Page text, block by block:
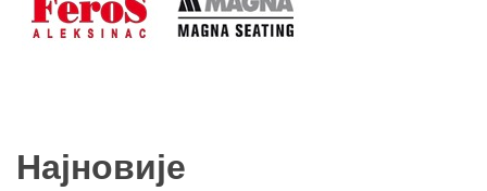
Најновије